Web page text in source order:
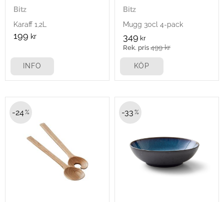
Bitz
Karaff 1,2L
199 kr
INFO
Bitz
Mugg 30cl 4-pack
349 kr
499kr
KÖP
24% 33 %